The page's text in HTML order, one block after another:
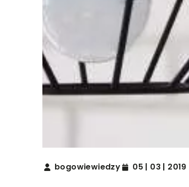
bogowiewiedzy 05 | 03 | 2019